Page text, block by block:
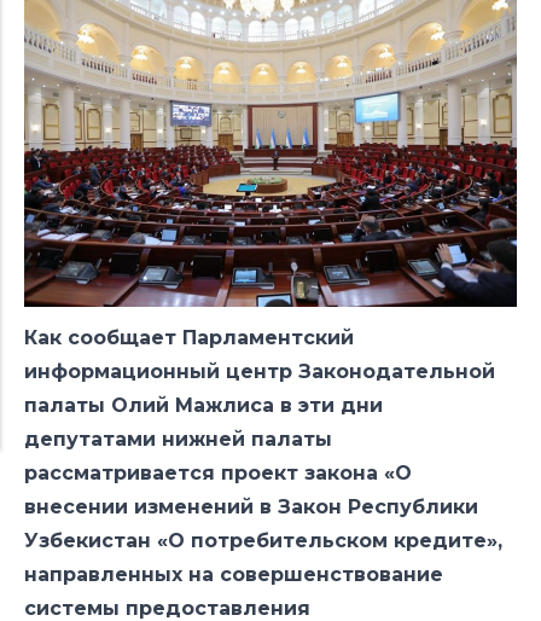
Как сообщает Парламентский
информационный центр Законодательной
палаты Олий Мажлиса в эти дни
депутатами нижней палаты
рассматривается проект закона «О
внесении изменений в Закон Республики
Узбекистан «О потребительском кредите»,
направленных на совершенствование
системы предоставления